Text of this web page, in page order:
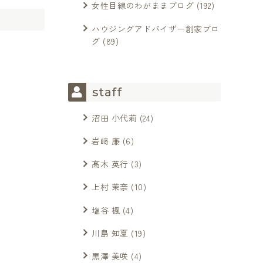
女性目線のわがままブログ (192)
ハウジングアドバイザー創家ブロ
グ (89)
staff
沼田 小代莉 (24)
岩﨑 廉 (6)
髙木 英行 (3)
上村 茉奈 (10)
塩谷 楓 (4)
川島 知夏 (19)
黒澤 美咲 (4)